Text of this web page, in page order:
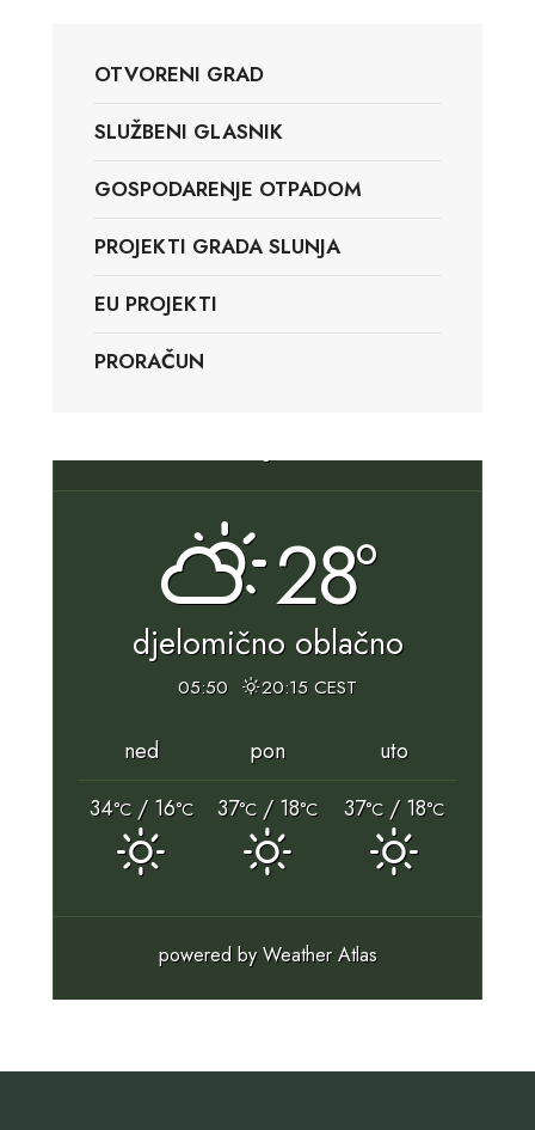
OTVORENI GRAD
SLUŽBENI GLASNIK
GOSPODARENJE OTPADOM
PROJEKTI GRADA SLUNJA
EU PROJEKTI
PRORAČUN
28°
djelomično oblačno
05:50 20:15 CEST
ned pon
uto
34°C/ 16°C 37°C / 18°C 37°C / 18°C
powered byWeather Atlas